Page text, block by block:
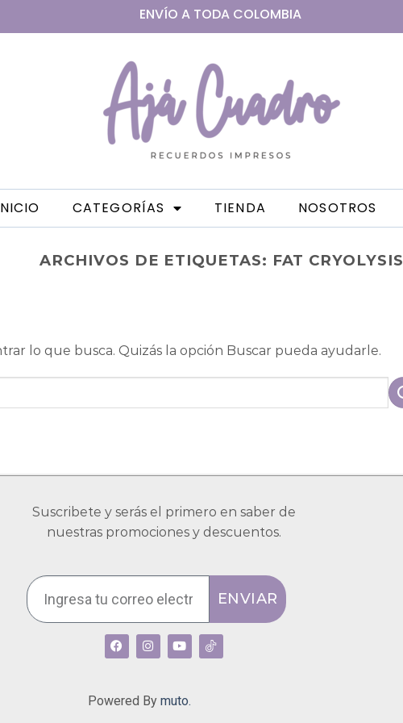
ENVÍO A TODA COLOMBIA
CATEGORÍAS TIENDA NOSOTROS
ARCHIVOS DE ETIQUETAS: FAT CRYOLYSIS
lo que busca. Quizás la opción Buscar pueda ayudarle.
Suscribete y serás el primero en saber de
nuestras promociones y descuentos.
ENVIAR
Powered By muto.